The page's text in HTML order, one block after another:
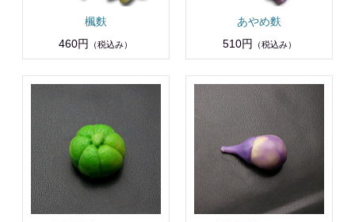
楓麩
460円
（税込み）
あやめ麩
510円
（税込み）